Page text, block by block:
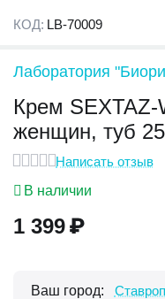
КОД: LB-70009
Лаборатория
Крем
женщин, туб 25
Написать отзыв
В наличии
1 399₽
Ваш город: